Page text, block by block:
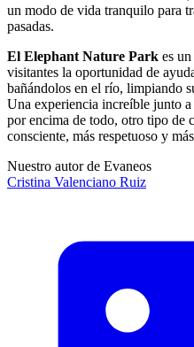
un modo de vida tranquilo para
pasadas.
El Elephant Nature Park ​es
visitantes la oportunidad de
bañándolos en el río, limpiando
Una experiencia increíble junto a
por encima de todo, otro tipo de
consciente, más respetuoso y
Nuestro autor de Evaneos
Cristina Valenciano Ruiz